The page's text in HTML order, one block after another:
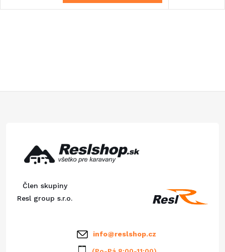
Člen skupiny
Resl group s.r.o.
info@reslshop.cz